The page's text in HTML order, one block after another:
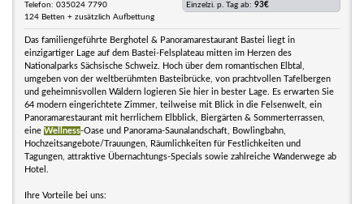
Telefon: 035024 7790
124 Betten + zusätzlich Aufbettung
Einzelzi. p. Tag ab: 93€
Das familiengeführte Berghotel & Panoramarestaurant Bastei liegt in
einzigartiger Lage auf dem Bastei-Felsplateau mitten im Herzen des
Nationalparks Sächsische Schweiz. Hoch über dem romantischen Elbtal,
umgeben von der weltberühmten Basteibrücke, von prachtvollen Tafelbergen
und geheimnisvollen Wäldern logieren Sie hier in bester Lage. Es erwarten Sie
64 modern eingerichtete Zimmer, teilweise mit Blick in die Felsenwelt, ein
Panoramarestaurant mit herrlichem Elbblick, Biergärten & Sommerterrassen,
eine Wellness-Oase und Panorama-Saunalandschaft, Bowlingbahn,
Hochzeitsangebote/Trauungen, Räumlichkeiten für Festlichkeiten und
Tagungen, attraktive Übernachtungs-Specials sowie zahlreiche Wanderwege ab
Hotel.
Ihre Vorteile bei uns: